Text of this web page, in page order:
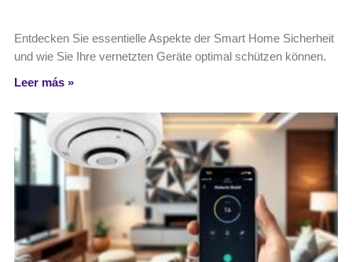
Entdecken Sie essentielle Aspekte der Smart Home Sicherheit
und wie Sie Ihre vernetzten Geräte optimal schützen können.
Leer más »